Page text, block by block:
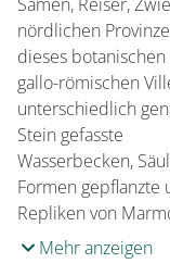
nördlichen
dieses
gallo-römischen
unterschiedlich
Stein gefasste
Wasserbecken,
Formen gepflanzte
Repliken von
Mehr anzeigen